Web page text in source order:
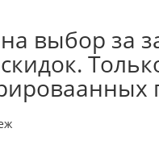
выбор за